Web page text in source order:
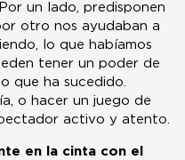
un lado, predisponen
otro nos ayudaban a
lo que habíamos
tener un poder de
que ha sucedido.
o hacer un juego de
activo y atento.
en la cinta con el